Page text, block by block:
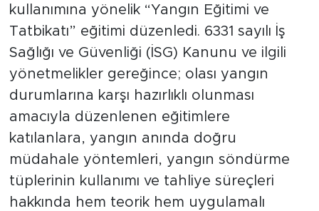
kullanımına yönelik “Yangın Eğitimi ve
Tatbikatı” eğitimi düzenledi. 6331 sayılı İş
Sağlığı ve Güvenliği (İSG) Kanunu ve ilgili
yönetmelikler gereğince; olası yangın
durumlarına karşı hazırlıklı olunması
amacıyla düzenlenen eğitimlere
katılanlara, yangın anında doğru
müdahale yöntemleri, yangın söndürme
tüplerinin kullanımı ve tahliye süreçleri
hakkında hem teorik hem uygulamalı